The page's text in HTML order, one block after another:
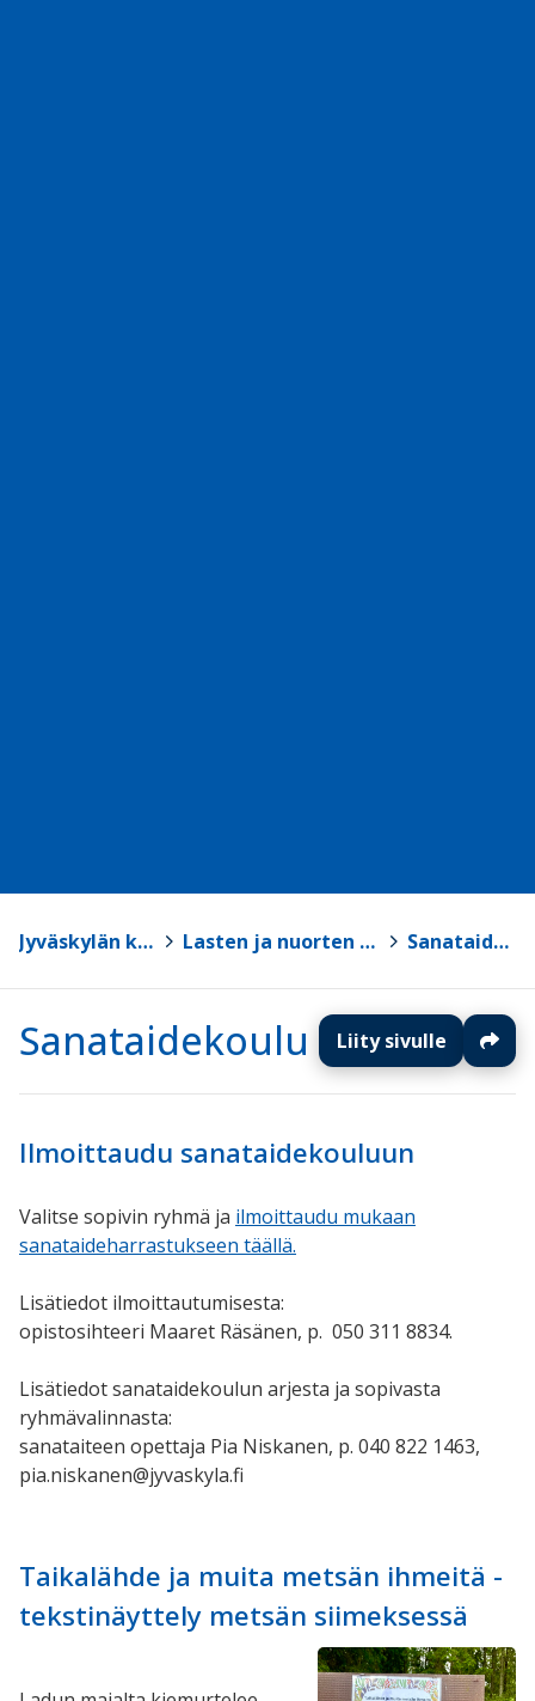
Jyväskylän kansalaisopisto Lasten ja nuorten taiteen perusopetus > Sanataidekoulu
Sanataidekoulu Liity sivulle
Ilmoittaudu sanataidekouluun
Valitse sopivin ryhmä ja ilmoittaudu mukaan
sanataideharrastukseen täällä.
Lisätiedot ilmoittautumisesta:
opistosihteeri Maaret Räsänen, p. 050 311 8834.
Lisätiedot sanataidekoulun arjesta ja sopivasta
ryhmävalinnasta:
sanataiteen opettaja Pia Niskanen, p. 040 822 1463,
pia.niskanen@jyvaskyla.fi
Taikalähde ja muita metsän ihmeitä -
tekstinäyttely metsän siimeksessä